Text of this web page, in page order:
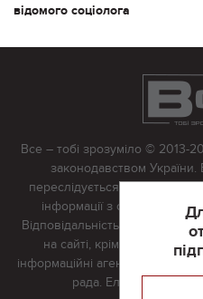
відомого соціолога
Все – тобі зрозуміло © 2013-
законодавством
переслідується в судовому
інформації з сайту тільки
Відповідальність за
на сайті, крім матеріалів,
інформаційні агентства або
рада. Електронна